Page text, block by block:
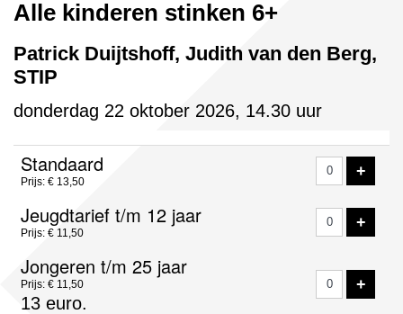
Alle kinderen stinken 6+
Patrick Duijtshoff, Judith van den Berg,
STIP
donderdag 22 oktober 2026, 14.30 uur
Aantal
tickets
Standaard
Prijs: € 13,50
+
Jeugdtarief t/m 12 jaar
Prijs: € 11,50
+
Jongeren t/m 25 jaar
Prijs: € 11,50
13 euro.
+